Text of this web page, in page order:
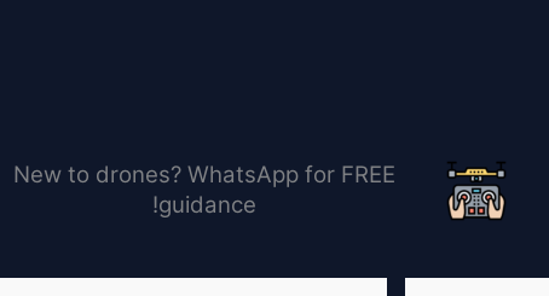
New to drones? WhatsApp for FREE
guidance!